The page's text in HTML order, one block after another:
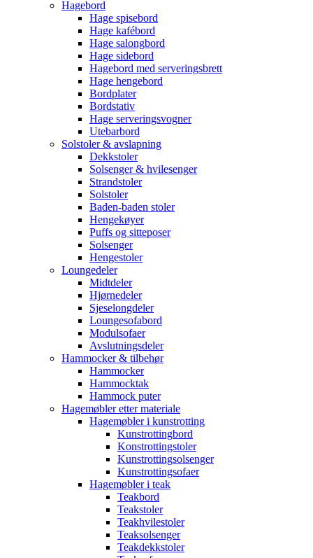
Hagebord
Hage spisebord
Hage kafébord
Hage salongbord
Hage sidebord
Hagebord med serveringsbrett
Hage hengebord
Bordplater
Bordstativ
Hage serveringsvogner
Utebarbord
Solstoler & avslapning
Dekkstoler
Solsenger & hvilesenger
Strandstoler
Solstoler
Baden-baden stoler
Hengekøyer
Puffs og sitteposer
Solsenger
Hengestoler
Loungedeler
Midtdeler
Hjørnedeler
Sjeselongdeler
Loungesofabord
Modulsofaer
Avslutningsdeler
Hammocker & tilbehør
Hammocker
Hammocktak
Hammock puter
Hagemøbler etter materiale
Hagemøbler i kunstrotting
Kunstrottingbord
Konstrottingstoler
Kunstrottingsolsenger
Kunstrottingsofaer
Hagemøbler i teak
Teakbord
Teakstoler
Teakhvilestoler
Teaksolsenger
Teakdekkstoler